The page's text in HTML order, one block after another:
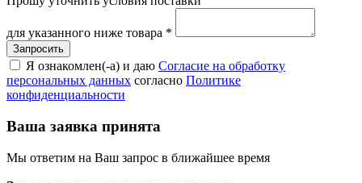
для указанного ниже товара *
Я ознакомлен(-а) и даю Согласие на обработку
персональных данных согласно Политике
конфиденциальности
Ваша заявка принята
Мы ответим на Ваш запрос в ближайшее время